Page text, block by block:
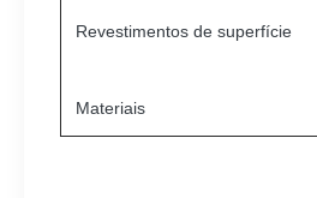
Revestimentos de superfície
Materiais